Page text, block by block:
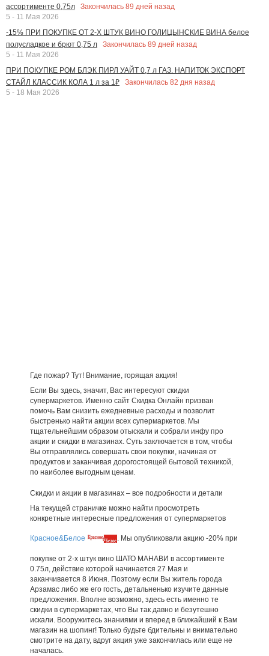
ассортименте 0,75л
Закончилась 89 дней назад
5 - 11 Мая 2026
-15% ПРИ ПОКУПКЕ ОТ 2-Х ШТУК ВИНО ГОЛИЦЫНСКИЕ ВИНА белое
полусладкое и брют 0,75 л
Закончилась 89 дней назад
5 - 11 Мая 2026
ПРИ ПОКУПКЕ РОМ БЛЭК ПИРЛ УАЙТ 0,7 л ГАЗ. НАПИТОК ЭКСПОРТ
СТАЙЛ КЛАССИК КОЛА 1 л за 1₽
Закончилась 82 дня назад
5 - 18 Мая 2026
Где пожар? Тут! Внимание, горящая акция!
Если Вы здесь, значит, Вас интересуют скидки
супермаркетов. Именно сайт Скидка Онлайн призван
помочь Вам снизить ежедневные расходы и позволит
быстренько найти акции всех супермаркетов. Мы
тщательнейшим образом отыскали и собрали инфу про
акции и скидки в магазинах. Суть заключается в том, чтобы
Вы отправлялись совершать свои покупки, начиная от
продуктов и заканчивая дорогостоящей бытовой техникой,
по наиболее выгодным ценам.
Скидки и акции в магазинах – все подробности и детали
На текущей страничке можно найти просмотреть
конкретные интересные предложения от супермаркетов
Красное&Белое . Мы опубликовали акцию -20% при
покупке от 2-х штук вино ШАТО МАНАВИ в ассортименте
0.75л, действие которой начинается 27 Мая и
заканчивается 8 Июня. Поэтому если Вы житель города
Арзамас либо же его гость, детальненько изучите данные
предложения. Вполне возможно, здесь есть именно те
скидки в супермаркетах, что Вы так давно и безутешно
искали. Вооружитесь знаниями и вперед в ближайший к Вам
магазин на шопинг! Только будьте бдительны и внимательно
смотрите на дату, вдруг акция уже закончилась или еще не
началась.